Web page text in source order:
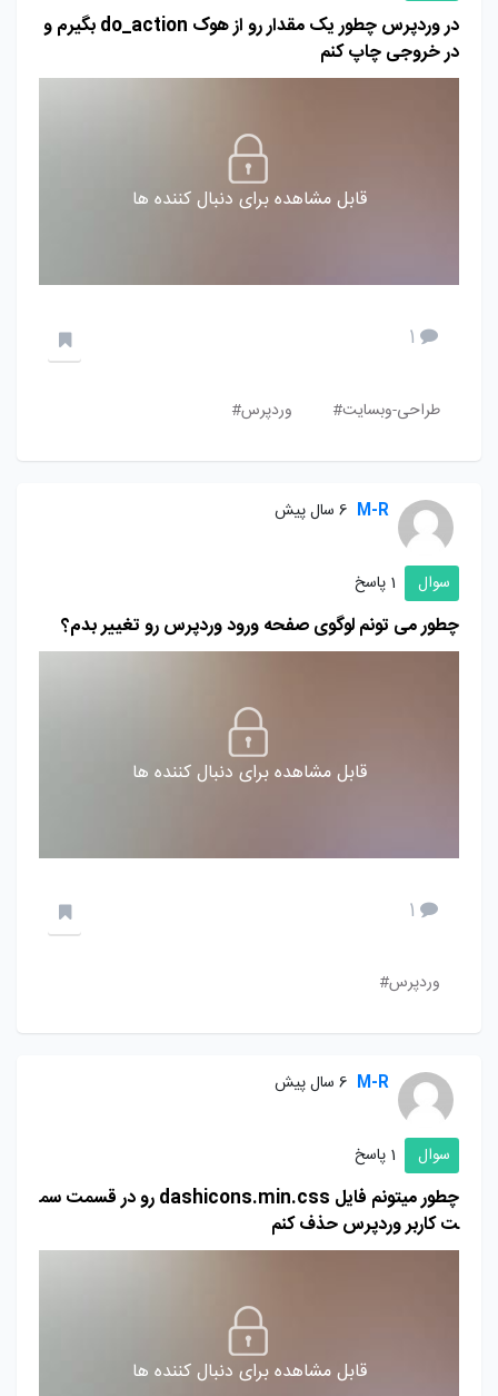
در وردپرس چطور یک مقدار رو از هوک do_action بگیرم و
در خروجی چاپ کنم
قابل مشاهده برای دنبال کننده ها
1
طراحی-وبسایت# وردپرس#
M-R 6 سال پیش
سوال 1 پاسخ
چطور می تونم لوگوی صفحه ورود وردپرس رو تغییر بدم؟
قابل مشاهده برای دنبال کننده ها
1
وردپرس#
M-R 6 سال پیش
سوال 1 پاسخ
چطور میتونم فایل dashicons.min.css رو در قسمت سم
ت کاربر وردپرس حذف کنم
قابل مشاهده برای دنبال کننده ها